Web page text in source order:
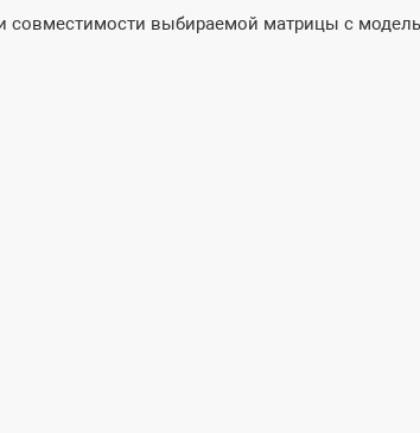
совместимости выбираемой матрицы с